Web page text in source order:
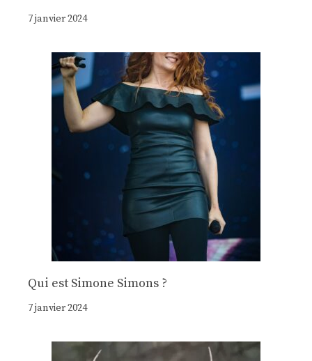
7 janvier 2024
Qui est Simone Simons ?
7 janvier 2024